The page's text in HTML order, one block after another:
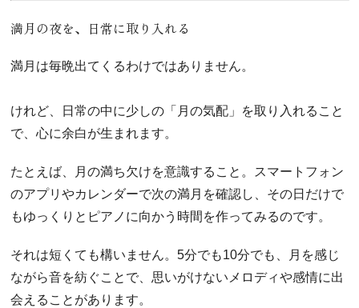
満月の夜を、日常に取り入れる
満月は毎晩出てくるわけではありません。
けれど、日常の中に少しの「月の気配」を取り入れること
で、心に余白が生まれます。
たとえば、月の満ち欠けを意識すること。スマートフォン
のアプリやカレンダーで次の満月を確認し、その日だけで
もゆっくりとピアノに向かう時間を作ってみるのです。
それは短くても構いません。5分でも10分でも、月を感じ
ながら音を紡ぐことで、思いがけないメロディや感情に出
会えることがあります。